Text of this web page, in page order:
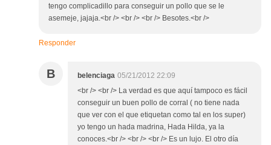
tengo complicadillo para conseguir un pollo que se le
asemeje, jajaja.<br /> <br /> <br /> Besotes.<br />
Responder
B belenciaga 05/21/2012 22:09
<br /> <br /> La verdad es que aquí tampoco es fácil
conseguir un buen pollo de corral ( no tiene nada
que ver con el que etiquetan como tal en los super)
yo tengo un hada madrina, Hada Hilda, ya la
conoces.<br /> <br /> <br /> Es un lujo. El otro día